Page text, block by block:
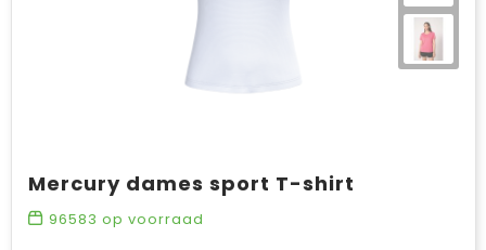
Mercury dames sport T-shirt
96583 op voorraad